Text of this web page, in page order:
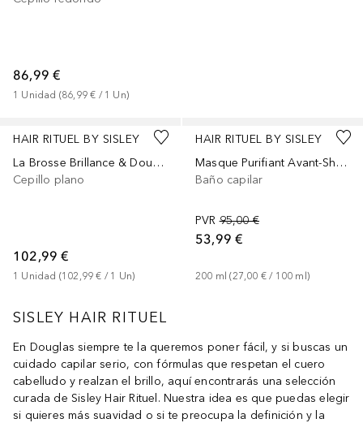
86,99 €
1 Unidad (86,99 € / 1 Un)
HAIR RITUEL BY SISLEY
La Brosse Brillance & Douceur
Cepillo plano
102,99 €
1 Unidad (102,99 € / 1 Un)
HAIR RITUEL BY SISLEY
Masque Purifiant Avant-Shampoing
Baño capilar
PVR 95,00 €
53,99 €
200 ml (27,00 € / 100 ml)
SISLEY HAIR RITUEL
En Douglas siempre te la queremos poner fácil, y si buscas un
cuidado capilar serio, con fórmulas que respetan el cuero
cabelludo y realzan el brillo, aquí encontrarás una selección
curada de Sisley Hair Rituel. Nuestra idea es que puedas elegir
si quieres más suavidad o si te preocupa la definición y la